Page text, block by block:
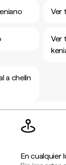
Ver
Ver
a chelín
En cualquier